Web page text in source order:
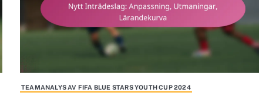
TEAMANALYS AV FIFA BLUE STARS YOUTH CUP 2024